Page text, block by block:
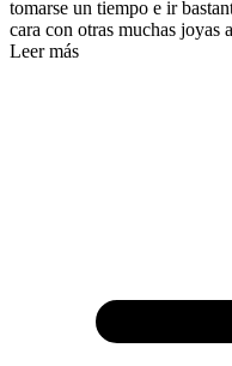
tomarse un tiempo e ir
cara con otras muchas joyas
Leer más